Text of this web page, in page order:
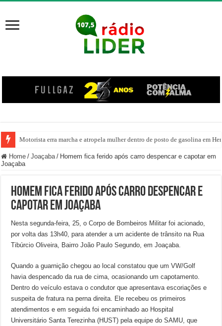
Motorista erra marcha e atropela mulher dentro de posto de gasolina em
Homem invade prédio, desacata policiais e é preso após confusão no
Home / Joaçaba / Homem fica ferido após carro despencar e capotar em
Joaçaba
Homem fica ferido após carro despencar e
capotar em Joaçaba
Nesta segunda-feira, 25, o Corpo de Bombeiros Militar foi acionado,
por volta das 13h40, para atender a um acidente de trânsito na Rua
Tibúrcio Oliveira, Bairro João Paulo Segundo, em Joaçaba.
Quando a guarnição chegou ao local constatou que um VW/Golf
havia despencado da rua de cima, ocasionando um capotamento.
Dentro do veículo estava o condutor que apresentava escoriações e
suspeita de fratura na perna direita. Ele recebeu os primeiros
atendimentos e em seguida foi encaminhado ao Hospital
Universitário Santa Terezinha (HUST) pela equipe do SAMU, que